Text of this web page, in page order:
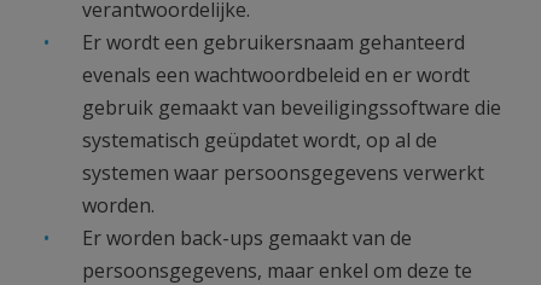
verantwoordelijke.
Er wordt een gebruikersnaam gehanteerd
evenals een wachtwoordbeleid en er wordt
gebruik gemaakt van beveiligingssoftware die
systematisch geüpdatet wordt, op al de
systemen waar persoonsgegevens verwerkt
worden.
Er worden back-ups gemaakt van de
persoonsgegevens, maar enkel om deze te